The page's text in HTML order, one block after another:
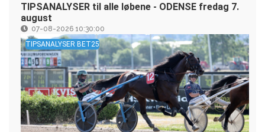
TIPSANALYSER til alle løbene - ODENSE fredag 7.
august
07-08-2026 10:30:00
TIPSANALYSER BET25